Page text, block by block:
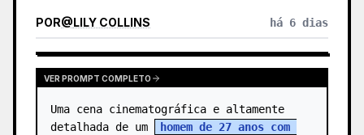
POR@LILY COLLINS há 6 dias
VER PROMPT COMPLETO
Uma cena cinematográfica e altamente
detalhada de um
homem de 27 anos com